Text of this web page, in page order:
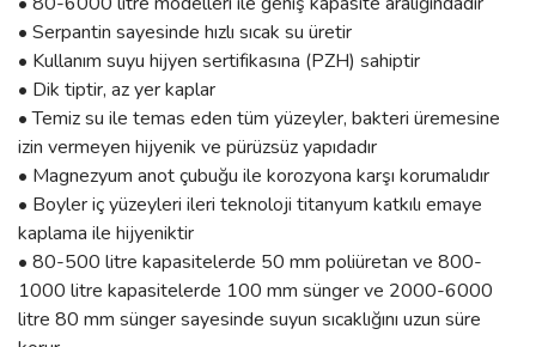
• Serpantin sayesinde hızlı sıcak su üretir
• Kullanım suyu hijyen sertifikasına (PZH) sahiptir
• Dik tiptir, az yer kaplar
• Temiz su ile temas eden tüm yüzeyler, bakteri üremesine
izin vermeyen hijyenik ve pürüzsüz yapıdadır
• Magnezyum anot çubuğu ile korozyona karşı korumalıdır
• Boyler iç yüzeyleri ileri teknoloji titanyum katkılı emaye
kaplama ile hijyeniktir
• 80-500 litre kapasitelerde 50 mm poliüretan ve 800-
1000 litre kapasitelerde 100 mm sünger ve 2000-6000
litre 80 mm sünger sayesinde suyun sıcaklığını uzun süre